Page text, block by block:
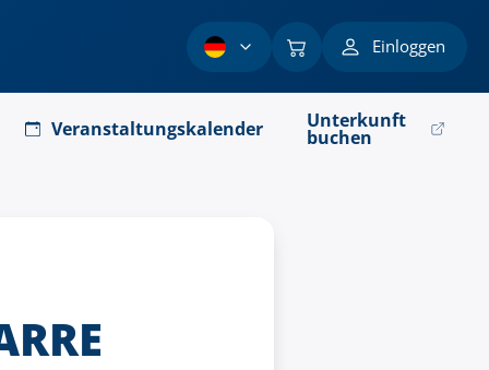
Einloggen
Veranstaltungskalender Unterkunft
buchen